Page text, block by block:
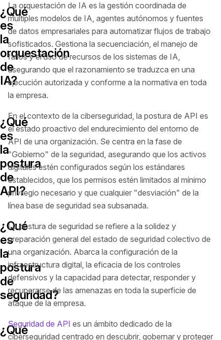
¿Qué
es
la
orquestación
de
IA?
La orquestación de IA es la gestión coordinada de
múltiples modelos de IA, agentes autónomos y fuentes
de datos empresariales para automatizar flujos de trabajo
sofisticados. Gestiona la secuenciación, el manejo de
fallos y el uso de recursos de los sistemas de IA,
asegurando que el razonamiento se traduzca en una
ejecución autorizada y conforme a la normativa en toda
la empresa.
¿Qué
es
la
postura
de
API?
En el contexto de la ciberseguridad, la postura de API es
el estado proactivo del endurecimiento del entorno de
API de una organización. Se centra en la fase de
"Gobierno" de la seguridad, asegurando que los activos
digitales estén configurados según los estándares
establecidos, que los permisos estén limitados al mínimo
privilegio necesario y que cualquier "desviación" de la
línea base de seguridad sea subsanada.
¿Qué
es
la
postura
de
seguridad?
La postura de seguridad se refiere a la solidez y
preparación general del estado de seguridad colectivo de
una organización. Abarca la configuración de la
infraestructura digital, la eficacia de los controles
defensivos y la capacidad para detectar, responder y
recuperarse de las amenazas en toda la superficie de
ataque de la empresa.
¿Qué
Seguridad de API es un ámbito dedicado de la
ciberseguridad centrado en descubrir, gobernar y proteger